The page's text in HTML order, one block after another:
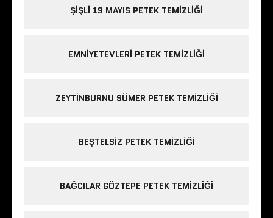
ŞIŞLI 19 MAYIS PETEK TEMIZLIĞI
EMNIYETEVLERI PETEK TEMIZLIĞI
ZEYTINBURNU SÜMER PETEK TEMIZLIĞI
BEŞTELSIZ PETEK TEMIZLIĞI
BAĞCILAR GÖZTEPE PETEK TEMIZLIĞI